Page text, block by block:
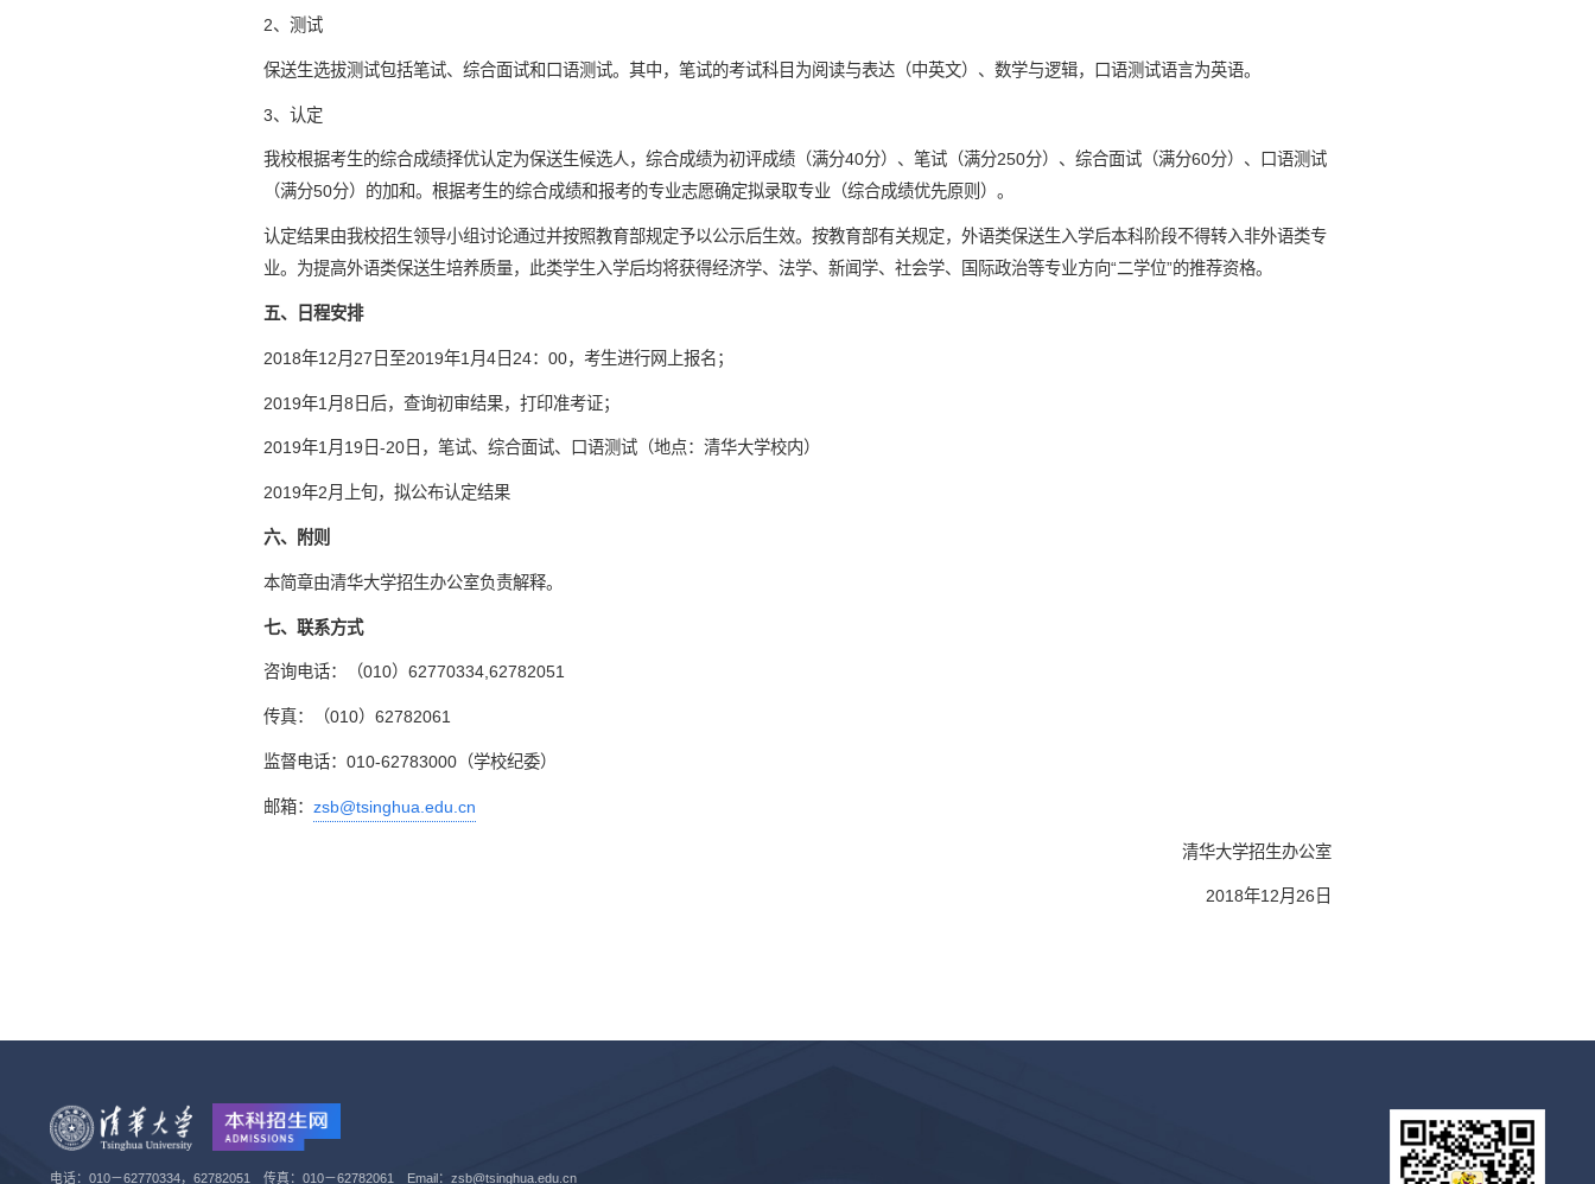
2、测试
保送生选拔测试包括笔试、综合面试和口语测试。其中，笔试的考试科目为阅读与表达（中英文）、数学与逻辑，口语测试语言为英语。
3、认定
我校根据考生的综合成绩择优认定为保送生候选人，综合成绩为初评成绩（满分40分）、笔试（满分250分）、综合面试（满分60分）、口语测试
（满分50分）的加和。根据考生的综合成绩和报考的专业志愿确定拟录取专业（综合成绩优先原则）。
认定结果由我校招生领导小组讨论通过并按照教育部规定予以公示后生效。按教育部有关规定，外语类保送生入学后本科阶段不得转入非外语类专
业。为提高外语类保送生培养质量，此类学生入学后均将获得经济学、法学、新闻学、社会学、国际政治等专业方向“二学位”的推荐资格。
五、日程安排
2018年12月27日至2019年1月4日24：00，考生进行网上报名；
2019年1月8日后，查询初审结果，打印准考证；
2019年1月19日-20日，笔试、综合面试、口语测试（地点：清华大学校内）
2019年2月上旬，拟公布认定结果
六、附则
本简章由清华大学招生办公室负责解释。
七、联系方式
咨询电话：（010）62770334,62782051
传真：（010）62782061
监督电话：010-62783000（学校纪委）
邮箱： zsb@tsinghua.edu.cn
清华大学招生办公室
2018年12月26日
电话：010－62770334，62782051 传真：010－62782061 Email：zsb@tsinghua.edu.cn